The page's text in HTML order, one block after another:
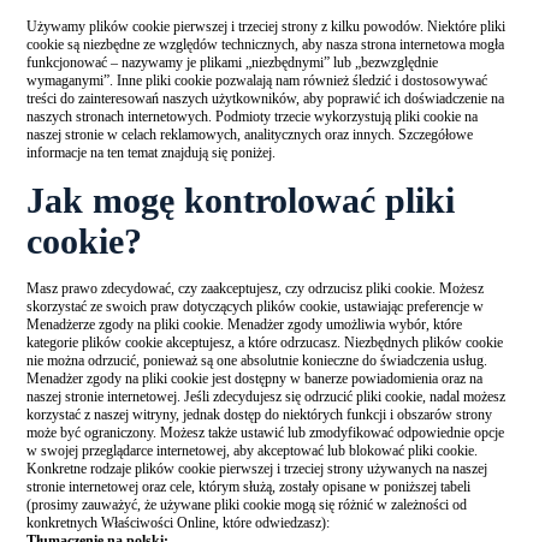
Używamy plików cookie pierwszej i trzeciej strony z kilku powodów. Niektóre pliki
cookie są niezbędne ze względów technicznych, aby nasza strona internetowa mogła
funkcjonować – nazywamy je plikami „niezbędnymi” lub „bezwzględnie
wymaganymi”. Inne pliki cookie pozwalają nam również śledzić i dostosowywać
treści do zainteresowań naszych użytkowników, aby poprawić ich doświadczenie na
naszych stronach internetowych. Podmioty trzecie wykorzystują pliki cookie na
naszej stronie w celach reklamowych, analitycznych oraz innych. Szczegółowe
informacje na ten temat znajdują się poniżej.
Jak mogę kontrolować pliki
cookie?
Masz prawo zdecydować, czy zaakceptujesz, czy odrzucisz pliki cookie. Możesz
skorzystać ze swoich praw dotyczących plików cookie, ustawiając preferencje w
Menadżerze zgody na pliki cookie. Menadżer zgody umożliwia wybór, które
kategorie plików cookie akceptujesz, a które odrzucasz. Niezbędnych plików cookie
nie można odrzucić, ponieważ są one absolutnie konieczne do świadczenia usług.
Menadżer zgody na pliki cookie jest dostępny w banerze powiadomienia oraz na
naszej stronie internetowej. Jeśli zdecydujesz się odrzucić pliki cookie, nadal możesz
korzystać z naszej witryny, jednak dostęp do niektórych funkcji i obszarów strony
może być ograniczony. Możesz także ustawić lub zmodyfikować odpowiednie opcje
w swojej przeglądarce internetowej, aby akceptować lub blokować pliki cookie.
Konkretne rodzaje plików cookie pierwszej i trzeciej strony używanych na naszej
stronie internetowej oraz cele, którym służą, zostały opisane w poniższej tabeli
(prosimy zauważyć, że używane pliki cookie mogą się różnić w zależności od
konkretnych Właściwości Online, które odwiedzasz):